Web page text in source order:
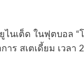
ไนเต็ด ในฟุตบอล
ร สเตเดี้ยม เวลา